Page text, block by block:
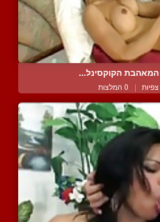
המאהבת הקוקסינל...
| 0 המלצות